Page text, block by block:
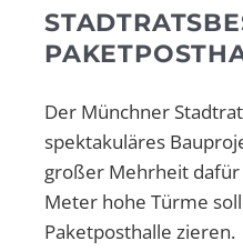
Der Münchner
spektakuläres
großer Mehrheit
Meter hohe Türme
Paketposthalle zieren.